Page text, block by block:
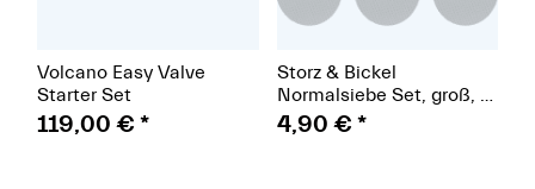
Volcano Easy Valve
Starter Set
119,00 € *
Storz & Bickel
Normalsiebe Set, groß, Ø
30 mm
4,90 € *